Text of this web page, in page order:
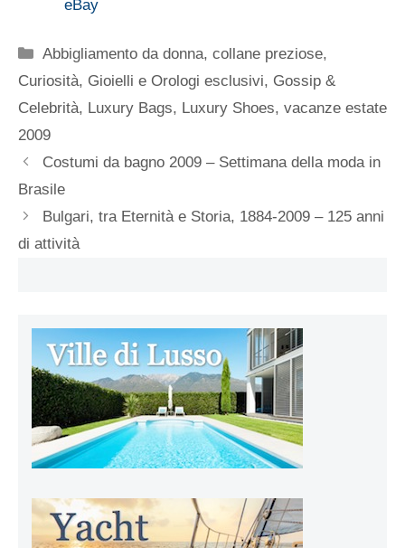
eBay
Categorie
Abbigliamento da donna,collane preziose,
Curiosità, Gioielli e Orologi esclusivi, Gossip &
Celebrità, Luxury Bags, Luxury Shoes, vacanze estate
2009
Costumi da bagno 2009 – Settimana della moda in
Brasile
Bulgari, tra Eternità e Storia, 1884-2009 – 125 anni
di attività